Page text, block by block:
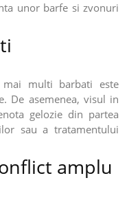
unor barfe si zvonuri
multi barbati este
De asemenea, visul in
gelozie din partea
sau a tratamentului
amplu